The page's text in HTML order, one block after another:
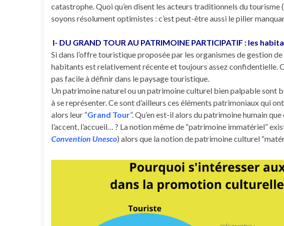
catastrophe. Quoi qu’en disent les acteurs traditionnels du tourisme
soyons résolument optimistes : c’est peut-être aussi le pilier
I- DU GRAND TOUR AU PATRIMOINE PARTICIPATIF : les
Si dans l’offre touristique proposée par les organismes de gestion
habitants est relativement récente et toujours assez confidentielle.
pas facile à définir dans le paysage touristique.
Un patrimoine naturel ou un patrimoine culturel bien palpable sont
à se représenter. Ce sont d’ailleurs ces éléments patrimoniaux qui
alors leur “Grand Tour”. Qu’en est-il alors du patrimoine humain
l’accent, l’accueil… ? La notion même de “patrimoine immatériel”
Convention Unesco) alors que la notion de patrimoine culturel